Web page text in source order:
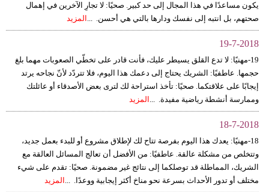
يكون مساعدًا في هذا المجال إلى حد كبير. صحيًا: لا تجارِ الآخرين في إهمال
صحتهم، بل انتبه إلى نفسك ودارها بالتي هي أحسن. ... المزيد
19-7-2018
19-مهنيًا: لا تدع القلق يسيطر عليك، فأنت قادر على تخطّي الصعوبات مهما بلغ
حجمها. عاطفيًا: الشريك يحتاج إلى دعمك هذا اليوم، فلا تتردّد لأنّ نجاحه يرتد
إيجابًا على علاقتكما. صحيًا: تأخذ استراحة لك لترى بعض الأصدقاء أو عائلتك
وممارسة أنشطة رياضية مفيدة. ... المزيد
18-7-2018
18-مهنيًا: يعدك هذا اليوم بفرصة تتاح لك لإطلاق مشروع أو للبدء بعمل جديد،
وتتخلص من مشكلة عالقة. عاطفيًا: من الأفضل أن تعالج المسائل العالقة مع
الشريك، المماطلة قد توصلكما إلى نتائج غير مضمونة. صحيًا: تقدم على شيء
مختلف أو تدور الأحداث بسرعة نحو مناخ أكثر إيجابية ووعدًا. ... المزيد